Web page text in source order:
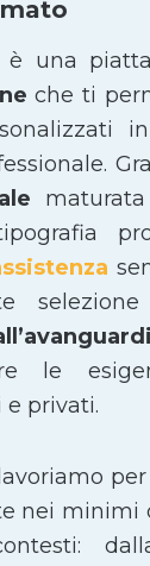
è una
che ti
le
e privati.
nei minimi